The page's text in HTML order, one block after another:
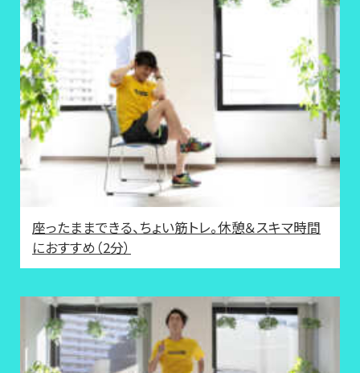
座ったままできる、ちょい筋トレ。休憩＆スキマ時間
におすすめ（2分）